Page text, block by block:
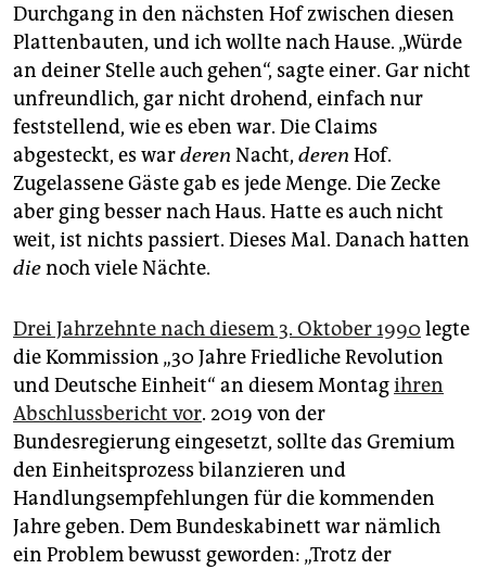
Durchgang in den nächsten Hof zwischen diesen
Plattenbauten, und ich wollte nach Hause. „Würde
an deiner Stelle auch gehen“, sagte einer. Gar nicht
unfreundlich, gar nicht drohend, einfach nur
feststellend, wie es eben war. Die Claims
abgesteckt, es warderen Nacht, deren Hof.
Zugelassene Gäste gab es jede Menge. Die Zecke
aber ging besser nach Haus. Hatte es auch nicht
weit, ist nichts passiert. Dieses Mal. Danach hatten
dienoch viele Nächte.
Drei Jahrzehnte nach diesem 3. Oktober 1990 legte
die Kommission „30 Jahre Friedliche Revolution
und Deutsche Einheit“ an diesem Montagihren
Abschlussbericht vor. 2019 von der
Bundesregierung eingesetzt, sollte das Gremium
den Einheitsprozess bilanzieren und
Handlungsempfehlungen für die kommenden
Jahre geben. Dem Bundeskabinett war nämlich
ein Problem bewusst geworden: „Trotz der